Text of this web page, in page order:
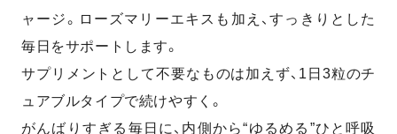
ャージ。ローズマリーエキスも加え、すっきりとした
毎日をサポートします。
サプリメントとして不要なものは加えず、1日3粒のチ
ュアブルタイプで続けやすく。
がんばりすぎる毎日に、内側から“ゆるめる”ひと呼吸